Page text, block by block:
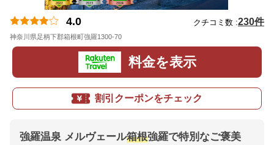
4.0 クチコミ数 :230件
神奈川県足柄下郡箱根町強羅1300-70
料金を表示
割引クーポンをチェック
強羅温泉 メルヴェール箱根強羅で特別なご褒美